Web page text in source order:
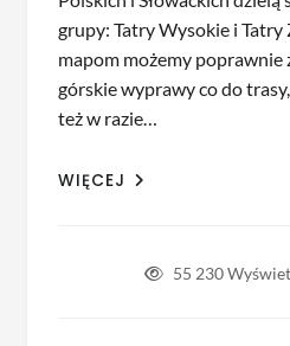
grupy: Tatry Wysokie i
mapom możemy poprawnie
górskie wyprawy co do
też w razie…
WIĘCEJ
55 230